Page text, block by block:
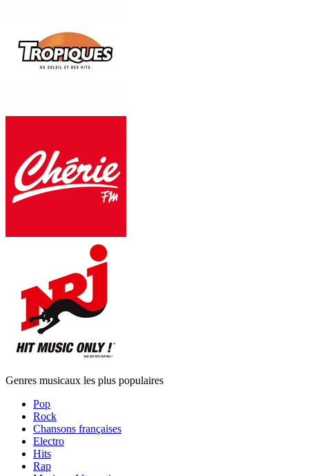
Genres musicaux les plus populaires
Pop
Rock
Chansons françaises
Electro
Hits
Rap